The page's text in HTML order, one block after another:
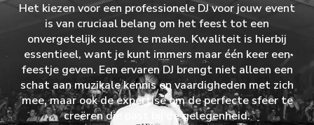
Het kiezen voor een professionele DJ voor jouw event
is van cruciaal belang om het feest tot een
onvergetelijk succes te maken. Kwaliteit is hierbij
essentieel, want je kunt immers maar één keer een
feestje geven. Een ervaren DJ brengt niet alleen een
schat aan muzikale kennis en vaardigheden met zich
mee, maar ook de expertise om de perfecte sfeer te
creëren die past bij de gelegenheid.